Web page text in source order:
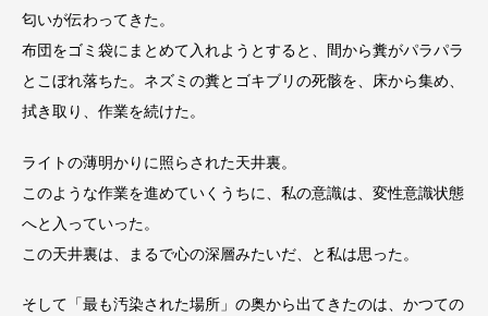
匂いが伝わってきた。
布団をゴミ袋にまとめて入れようとすると、間から糞がパラパラ
とこぼれ落ちた。ネズミの糞とゴキブリの死骸を、床から集め、
拭き取り、作業を続けた。
ライトの薄明かりに照らされた天井裏。
このような作業を進めていくうちに、私の意識は、変性意識状態
へと入っていった。
この天井裏は、まるで心の深層みたいだ、と私は思った。
そして「最も汚染された場所」の奥から出てきたのは、かつての